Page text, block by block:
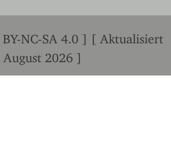
NC-SA 4.0 ] [ Aktualisiert
August 2026 ]